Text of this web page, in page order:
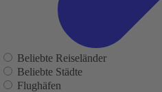
Beliebte Reiseländer
Beliebte Städte
Flughäfen